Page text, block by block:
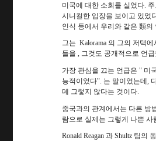
미국에 대한 소회를 실었다.
시니컬한 입장을 보이고 있었
인식 등에서 우리와 같은 類
그는 Kalorama 의 그의 저택
들을 , 그것도 공개적으로 언
가장 관심을 끄는 언급은 " 미
능적이었다". 는 말이었는데 ,
데 그렇지 않다는 것이다.
중국과의 관계에서는 다른 방
람으로 실제는 그렇게 나쁜 사
Ronald Reagan 과 Shultz 팀의 동